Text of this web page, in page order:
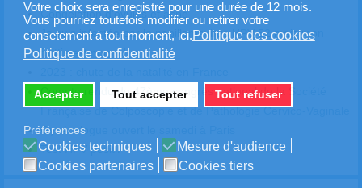
Votre choix sera enregistré pour une durée de 12 mois.
Vous pourriez toutefois modifier ou retirer votre
consetement à tout moment, ici.Politique des cookies
Politique de confidentialité
Accepter Tout accepter Tout refuser
Préférences
Cookies techniques
Mesure d'audience
Cookies partenaires
Cookies tiers
Congélation d'ovules et acné
Je suis infectée par le papillomavirus HPV 52 mais mon
frottis est normal
Compte rendu du 47ème congrès national de la Société
Française de Colposcopie et de Pathologie Cervico-Vaginale
Gynécologue ouvert le samedi à Paris
Test HPV positif